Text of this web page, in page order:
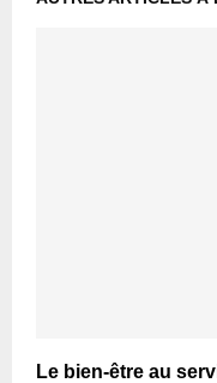
Le bien-être au